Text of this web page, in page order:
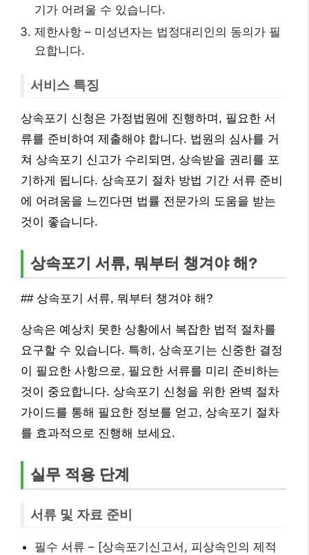
기가 어려울 수 있습니다.
제한사항 – 미성년자는 법정대리인의 동의가 필
요합니다.
서비스 특징
상속포기 신청은 가정법원에 진행하며, 필요한 서
류를 준비하여 제출해야 합니다. 법원의 심사를 거
쳐 상속포기 신고가 수리되면, 상속받을 권리를 포
기하게 됩니다. 상속포기 절차 방법 기간 서류 준비
에 어려움을 느낀다면 법률 전문가의 도움을 받는
것이 좋습니다.
상속포기 서류, 뭐부터 챙겨야 해?
## 상속포기 서류, 뭐부터 챙겨야 해?
상속은 예상치 못한 상황에서 복잡한 법적 절차를
요구할 수 있습니다. 특히, 상속포기는 신중한 결정
이 필요한 사항으로, 필요한 서류를 미리 준비하는
것이 중요합니다. 상속포기 신청을 위한 완벽 절차
가이드를 통해 필요한 정보를 얻고, 상속포기 절차
를 효과적으로 진행해 보세요.
실무 적용 단계
서류 및 자료 준비
필수 서류 – [상속포기신고서, 피상속인의 제적